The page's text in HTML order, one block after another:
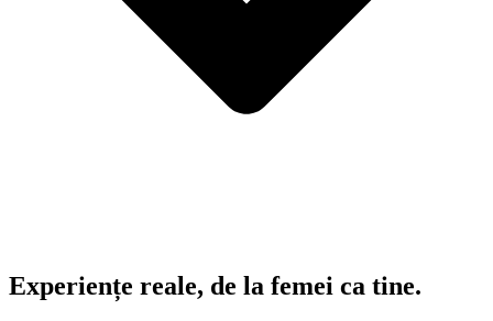
Experiențe reale, de la femei ca tine.